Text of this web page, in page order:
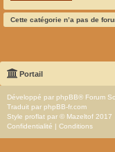
Cette catégorie n’a pas de
Portail
Développé par phpBB® Forum
Traduit par phpBB-fr.com
Style proflat par © Mazeltof 2017
Confidentialité | Conditions